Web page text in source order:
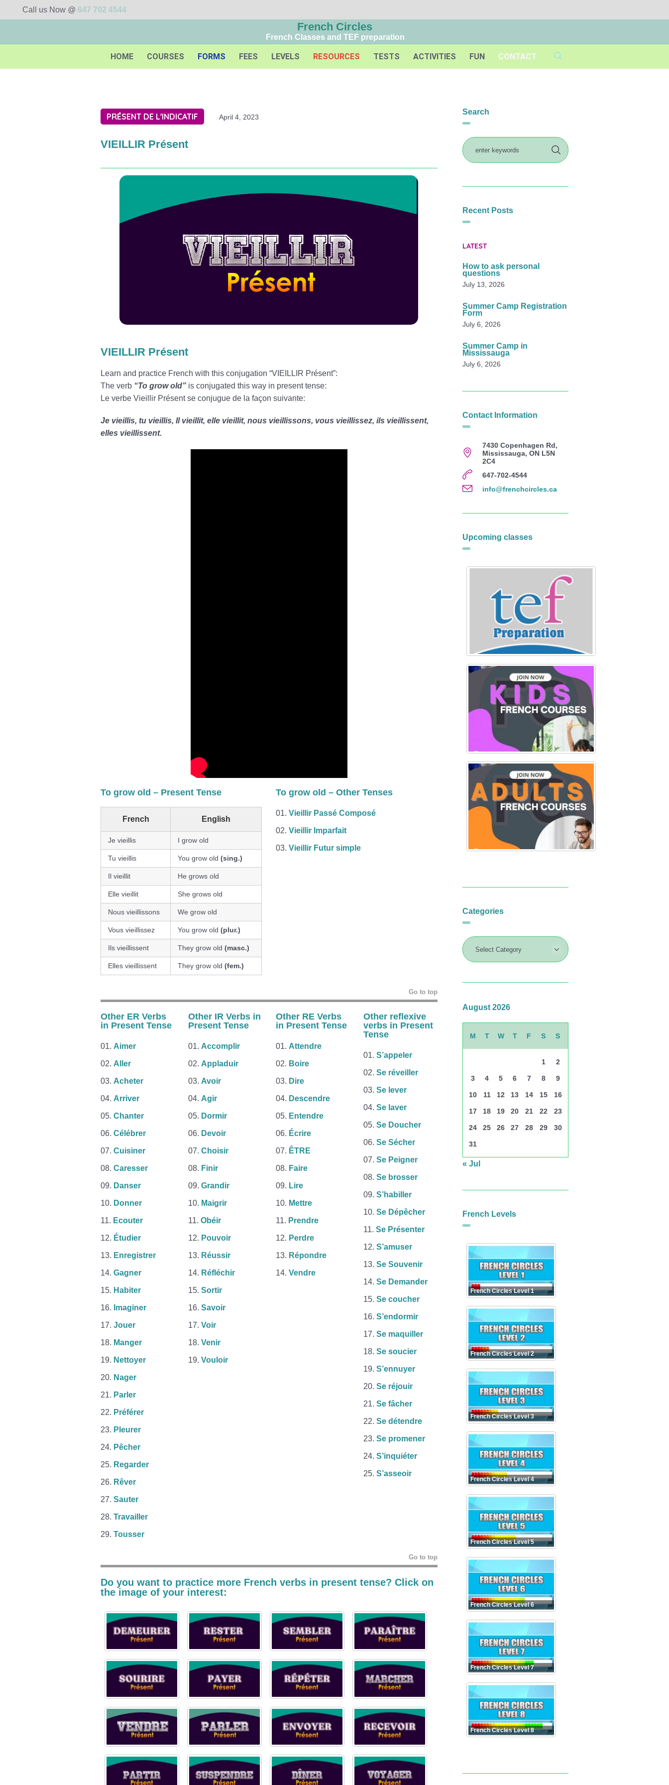
Call us Now @ 647 702 4544
French Circles
French Classes and TEF preparation
HOME COURSES FORMS FEES LEVELS RESOURCES TESTS ACTIVITIES FUN CONTACT
PRÉSENT DE L'INDICATIF April 4, 2023
VIEILLIR Présent
VIEILLIR Présent
Learn and practice French with this conjugation “VIEILLIR Présent”:
The verb “To grow old” is conjugated this way in present tense:
Le verbe Vieillir Présent se conjugue de la façon suivante:
Je vieillis, tu vieillis, Il vieillit, elle vieillit, nous vieillissons, vous vieillissez, ils vieillissent,
elles vieillissent.
To grow old – Present Tense
French English
Je vieillis I grow old
Tu vieillis You grow old (sing.)
Il vieillit He grows old
Elle vieillit She grows old
Nous vieillissons We grow old
Vous vieillissez You grow old (plur.)
Ils vieillissent They grow old (masc.)
Elles vieillissent They grow old (fem.)
To grow old – Other Tenses
Vieillir Passé Composé
Vieillir Imparfait
Vieillir Futur simple
Go to top
Other ER Verbs
in Present Tense
Aimer
Aller
Acheter
Arriver
Chanter
Célébrer
Cuisiner
Caresser
Danser
Donner
Ecouter
Étudier
Enregistrer
Gagner
Habiter
Imaginer
Jouer
Manger
Nettoyer
Nager
Parler
Préférer
Pleurer
Pêcher
Regarder
Rêver
Sauter
Travailler
Tousser
Other IR Verbs in
Present Tense
Accomplir
Appladuir
Avoir
Agir
Dormir
Devoir
Choisir
Finir
Grandir
Maigrir
Obéir
Pouvoir
Réussir
Réfléchir
Sortir
Savoir
Voir
Venir
Vouloir
Other RE Verbs
in Present Tense
Attendre
Boire
Dire
Descendre
Entendre
Écrire
ÊTRE
Faire
Lire
Mettre
Prendre
Perdre
Répondre
Vendre
Other reflexive
verbsin Present
Tense
S’appeler
Se réveiller
Se lever
Se laver
Se Doucher
Se Sécher
Se Peigner
Se brosser
S’habiller
Se Dépêcher
Se Présenter
S’amuser
Se Souvenir
Se Demander
Se coucher
S’endormir
Se maquiller
Se soucier
S’ennuyer
Se réjouir
Se fâcher
Se détendre
Se promener
S’inquiéter
S’asseoir
Go to top
Do you want to practice more French verbs in present tense? Click on
the image of your interest:
Search
Recent Posts
LATEST
How to ask personal
questions
July 13, 2026
Summer Camp Registration
Form
July 6, 2026
Summer Camp in
Mississauga
July 6, 2026
Contact Information
7430 Copenhagen Rd,
Mississauga, ON L5N
2C4
647-702-4544
info@frenchcircles.ca
Upcoming classes
Categories
August 2026
M T W T F S S
1 2
3 4 5 6 7 8 9
10 11 12 13 14 15 16
17 18 19 20 21 22 23
24 25 26 27 28 29 30
31
« Jul
French Levels
French Circles Level 1
French Circles Level 2
French Circles Level 3
French Circles Level 4
French Circles Level 5
French Circles Level 6
French Circles Level 7
French Circles Level 8